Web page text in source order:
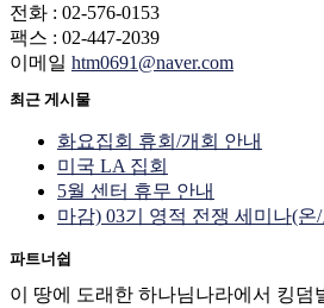
전화 : 02-576-0153
팩스 : 02-447-2039
이메일 htm0691@naver.com
최근 게시물
화요집회 휴회/개회 안내
미국 LA 집회
5월 센터 휴무 안내
마감) 03기 영적 전쟁 세미나(온
파트너쉽
이 땅에 도래한 하나님나라에서 킹